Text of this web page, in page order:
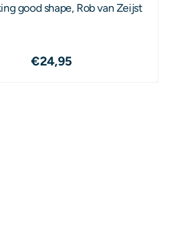
good shape, Rob van Zeijst
Prijs: 24,95
€24,95